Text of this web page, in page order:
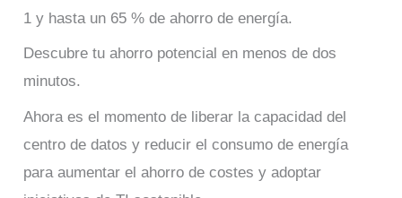
1 y hasta un 65 % de ahorro de energía.
Descubre tu ahorro potencial en menos de dos
minutos.
Ahora es el momento de liberar la capacidad del
centro de datos y reducir el consumo de energía
para aumentar el ahorro de costes y adoptar